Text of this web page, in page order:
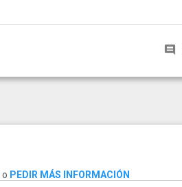
o PEDIR MÁS INFORMACIÓN